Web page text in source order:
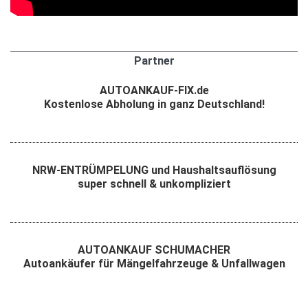
Partner
AUTOANKAUF-FIX.de
Kostenlose Abholung in ganz Deutschland!
NRW-ENTRÜMPELUNG und Haushaltsauflösung
super schnell & unkompliziert
AUTOANKAUF SCHUMACHER
Autoankäufer für Mängelfahrzeuge & Unfallwagen